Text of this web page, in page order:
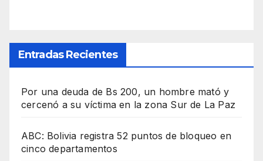
Entradas Recientes
Por una deuda de Bs 200, un hombre mató y
cercenó a su víctima en la zona Sur de La Paz
ABC: Bolivia registra 52 puntos de bloqueo en
cinco departamentos